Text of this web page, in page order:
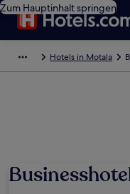
Zum Hauptinhalt springen
Hotels in Motala